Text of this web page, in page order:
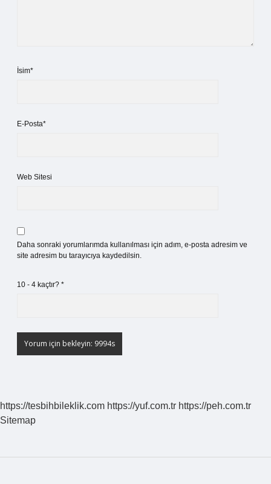
İsim*
E-Posta*
Web Sitesi
Daha sonraki yorumlarımda kullanılması için adım, e-posta adresim ve
site adresim bu tarayıcıya kaydedilsin.
10 - 4 kaçtır? *
https://tesbihbileklik.com https://yuf.com.tr https://peh.com.tr
Sitemap